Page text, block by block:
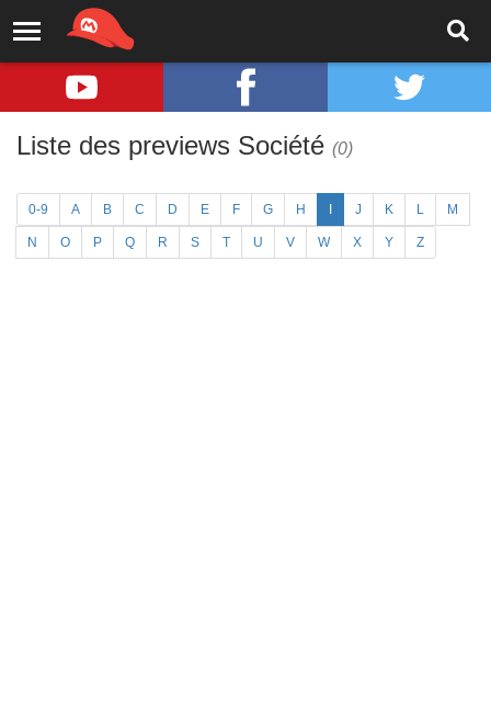
Liste des previews Société (0)
0-9 A B C D E F G H J K L M
N O P Q R S T U V W X Y Z